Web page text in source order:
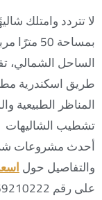
لا تتردد وامتلك
بمساحة
طريق اسكندرية
المناظر الطبيعية
تشطيب
أحدث مشروعات
والتفاصيل حول
على رقم 01069210222.